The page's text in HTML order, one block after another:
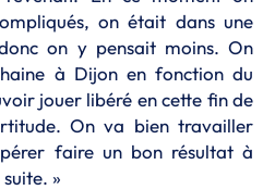
on était dans une
on y pensait moins. On
à Dijon en fonction du
jouer libéré en cette fin de
On va bien travailler
faire un bon résultat à
»